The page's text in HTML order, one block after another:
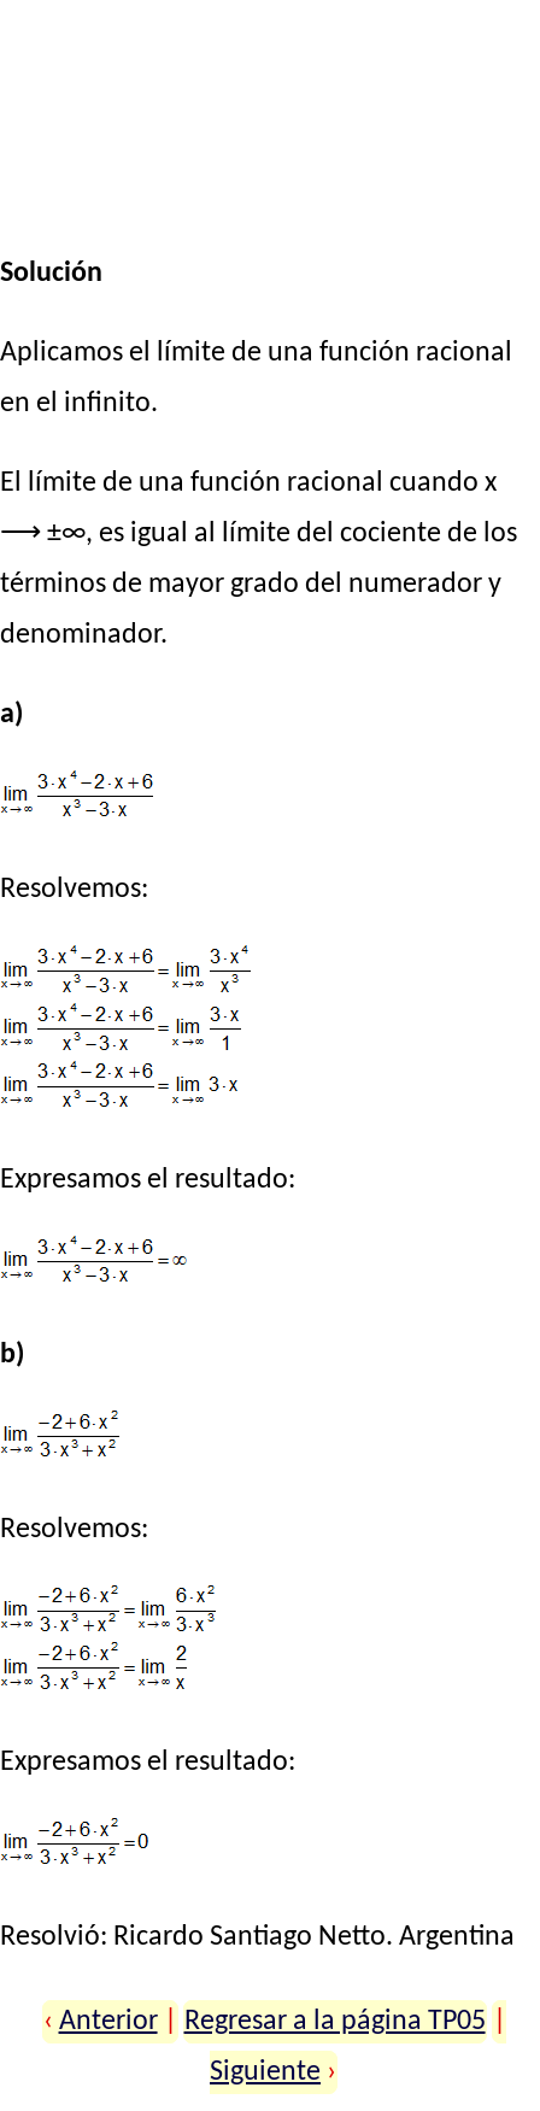
Solución
Aplicamos el límite de una función racional
en el infinito.
El límite de una función racional cuando x
⟶ ±∞, es igual al límite del cociente de los
términos de mayor grado del numerador y
denominador.
a)
Resolvemos:
Expresamos el resultado:
b)
Resolvemos:
Expresamos el resultado:
Resolvió: Ricardo Santiago Netto. Argentina
‹ Anterior Regresar a la página TP05
Siguiente ›